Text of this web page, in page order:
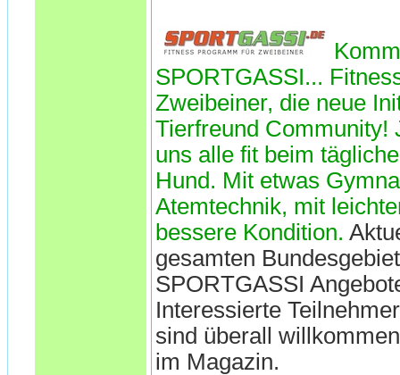
SPORTGASSI...
Zweibeiner, die neue
Tierfreund Community!
uns alle fit beim
Hund. Mit etwas
Atemtechnik, mit
bessere Kondition.
gesamten
SPORTGASSI
Interessierte
sind überall
im Magazin.